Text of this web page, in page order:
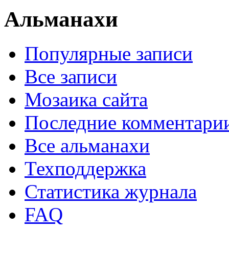
Альманахи
Популярные записи
Все записи
Мозаика сайта
Последние
Все альманахи
Техподдержка
Статистика журнала
FAQ